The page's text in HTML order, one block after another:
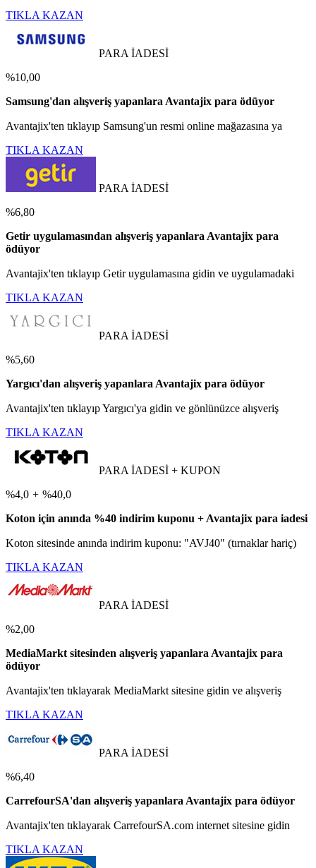
TIKLA KAZAN
PARA İADESİ
%10,00
Samsung'dan alışveriş yapanlara Avantajix para ödüyor
Avantajix'ten tıklayıp Samsung'un resmi online mağazasına ya
TIKLA KAZAN
PARA İADESİ
%6,80
Getir uygulamasından alışveriş yapanlara Avantajix para
ödüyor
Avantajix'ten tıklayıp Getir uygulamasına gidin ve uygulamadaki
TIKLA KAZAN
PARA İADESİ
%5,60
Yargıcı'dan alışveriş yapanlara Avantajix para ödüyor
Avantajix'ten tıklayıp Yargıcı'ya gidin ve gönlünüzce alışveriş
TIKLA KAZAN
PARA İADESİ + KUPON
%4,0 + %40,0
Koton için anında %40 indirim kuponu + Avantajix para iadesi
Koton sitesinde anında indirim kuponu: "AVJ40" (tırnaklar hariç)
TIKLA KAZAN
PARA İADESİ
%2,00
MediaMarkt sitesinden alışveriş yapanlara Avantajix para
ödüyor
Avantajix'ten tıklayarak MediaMarkt sitesine gidin ve alışveriş
TIKLA KAZAN
PARA İADESİ
%6,40
CarrefourSA'dan alışveriş yapanlara Avantajix para ödüyor
Avantajix'ten tıklayarak CarrefourSA.com internet sitesine gidin
TIKLA KAZAN